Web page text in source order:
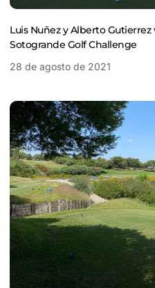
Luis Nuñez y Alberto
Sotogrande Golf Challenge
28 de agosto de 2021